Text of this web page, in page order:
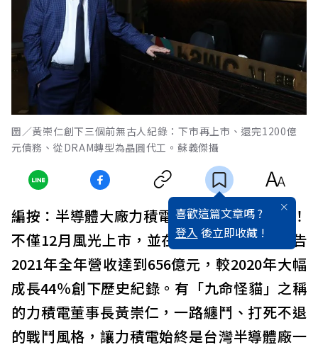
圖／黃崇仁創下三個前無古人紀錄：下市再上市、還完1200億
元債務、從DRAM轉型為晶圓代工。蘇義傑攝
喜歡這篇文章嗎 ?
登入 後立即收藏 !
編按：半導體大廠力積電2021年迎來大豐收！
不僅12月風光上市，並在2022年1月10日宣告
2021年全年營收達到656億元，較2020年大幅
成長44％創下歷史紀錄。有「九命怪貓」之稱
的力積電董事長黃崇仁，一路纏鬥、打死不退
的戰鬥風格，讓力積電始終是台灣半導體廠一